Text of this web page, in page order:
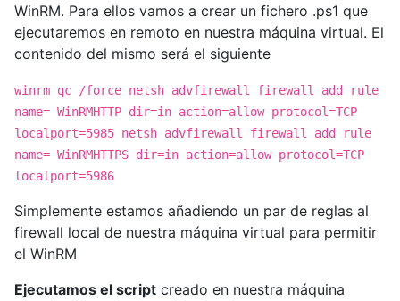
WinRM. Para ellos vamos a crear un fichero .ps1 que
ejecutaremos en remoto en nuestra máquina virtual. El
contenido del mismo será el siguiente
winrm qc /force netsh advfirewall firewall add rule
name= WinRMHTTP dir=in action=allow protocol=TCP
localport=5985 netsh advfirewall firewall add rule
name= WinRMHTTPS dir=in action=allow protocol=TCP
localport=5986
Simplemente estamos añadiendo un par de reglas al
firewall local de nuestra máquina virtual para permitir
el WinRM
Ejecutamos el script creado en nuestra máquina